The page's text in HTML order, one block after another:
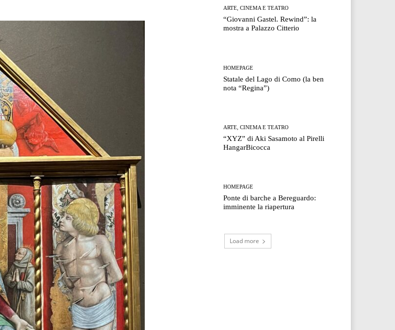
ARTE, CINEMA E TEATRO
“Giovanni Gastel. Rewind”: la
mostra a Palazzo Citterio
HOMEPAGE
Statale del Lago di Como (la ben
nota “Regina”)
ARTE, CINEMA E TEATRO
“XYZ” di Aki Sasamoto al Pirelli
HangarBicocca
HOMEPAGE
Ponte di barche a Bereguardo:
imminente la riapertura
Load more